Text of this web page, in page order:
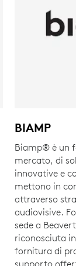
BIAMP
Biamp® è un
mercato, di
innovative e
mettono in
attraverso
audiovisive.
sede a
riconosciuta
fornitura di
supporto